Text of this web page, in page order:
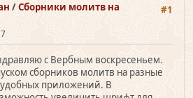
#1
/Сборники молитв на
с Вербным воскресеньем.
сборников молитв на разные
приложений. В